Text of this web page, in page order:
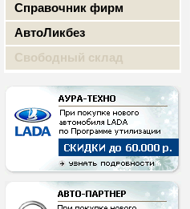
Справочник фирм
АвтоЛикбез
Свободный склад